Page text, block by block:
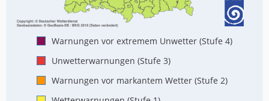
Warnungen vor extremem Unwetter (Stufe 4)
Unwetterwarnungen (Stufe 3)
Warnungen vor markantem Wetter (Stufe 2)